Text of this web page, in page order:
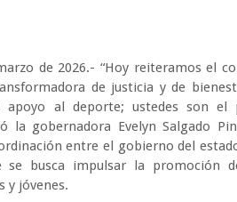
de 2026.- “Hoy reiteramos el
de justicia y de
apoyo al deporte; ustedes son
la gobernadora Evelyn Salgado
entre el gobierno del
se busca impulsar la promoción
y jóvenes.